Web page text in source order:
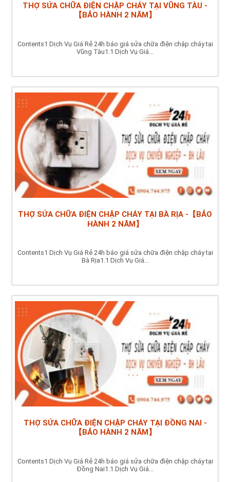
THỢ SỬA CHỮA ĐIỆN CHẬP CHÁY TẠI VŨNG TÀU -
【BẢO HÀNH 2 NĂM】
Contents1 Dịch Vụ Giá Rẻ 24h báo giá sửa chữa điện chập cháy tại
Vũng Tàu1.1 Dịch Vụ Giá...
THỢ SỬA CHỮA ĐIỆN CHẬP CHÁY TẠI BÀ RỊA -【BẢO
HÀNH 2 NĂM】
Contents1 Dịch Vụ Giá Rẻ 24h báo giá sửa chữa điện chập cháy tại
Bà Rịa1.1 Dịch Vụ Giá...
THỢ SỬA CHỮA ĐIỆN CHẬP CHÁY TẠI ĐỒNG NAI -
【BẢO HÀNH 2 NĂM】
Contents1 Dịch Vụ Giá Rẻ 24h báo giá sửa chữa điện chập cháy tại
Đồng Nai1.1 Dịch Vụ Giá...